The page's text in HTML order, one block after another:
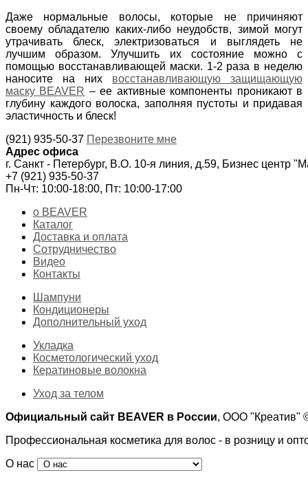
Даже нормальные волосы, которые не причиняют
своему обладателю каких-либо неудобств, зимой могут
утрачивать блеск, электризоваться и выглядеть не
лучшим образом. Улучшить их состояние можно с
помощью восстанавливающей маски. 1-2 раза в неделю
наносите на них восстанавливающую защищающую
маску BEAVER – ее активные компоненты проникают в
глубину каждого волоска, заполняя пустоты и придавая
эластичность и блеск!
(921) 935-50-37 Перезвоните мне
Адрес офиса
г. Санкт - Петербург, В.О. 10-я линия, д.59, Бизнес центр
+7 (921) 935-50-37
Пн-Чт: 10:00-18:00, Пт: 10:00-17:00
о BEAVER
Каталог
Доставка и оплата
Сотрудничество
Видео
Контакты
Шампуни
Кондиционеры
Дополнительный уход
Укладка
Косметологический уход
Кератиновые волокна
Уход за телом
Официальный сайт BEAVER в России, ООО "Креатив"
Профессиональная косметика для волос - в розницу и
О нас